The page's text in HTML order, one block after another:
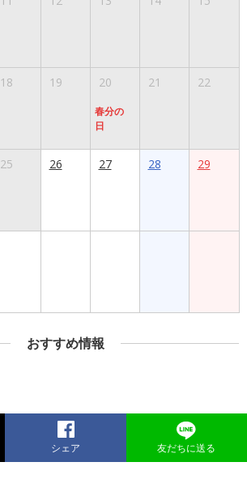
18 19 20
春分の
日
21 22
25 26 27 28 29
おすすめ情報
シェア 友だちに送る